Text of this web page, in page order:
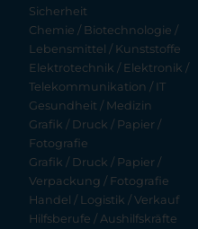
Sicherheit
Chemie / Biotechnologie /
Lebensmittel / Kunststoffe
Elektrotechnik / Elektronik /
Telekommunikation / IT
Gesundheit / Medizin
Grafik / Druck / Papier /
Fotografie
Grafik / Druck / Papier /
Verpackung / Fotografie
Handel / Logistik / Verkauf
Hilfsberufe / Aushilfskräfte